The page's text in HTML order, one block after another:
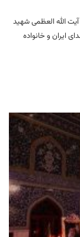
الله العظمی شهید
ایران و خانواده